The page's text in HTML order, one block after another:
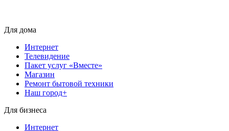
Для дома
Интернет
Телевидение
Пакет услуг «Вместе»
Магазин
Ремонт бытовой техники
Наш город+
Для бизнеса
Интернет